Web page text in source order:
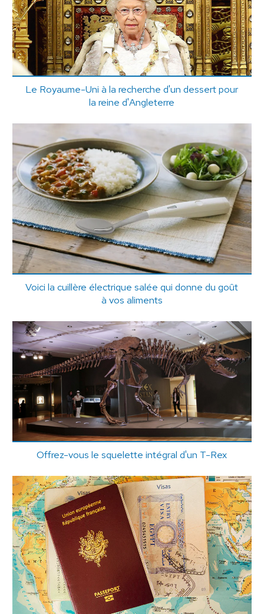
Le Royaume-Uni à la recherche d'un dessert pour
la reine d'Angleterre
Voici la cuillère électrique salée qui donne du goût
à vos aliments
Offrez-vous le squelette intégral d'un T-Rex